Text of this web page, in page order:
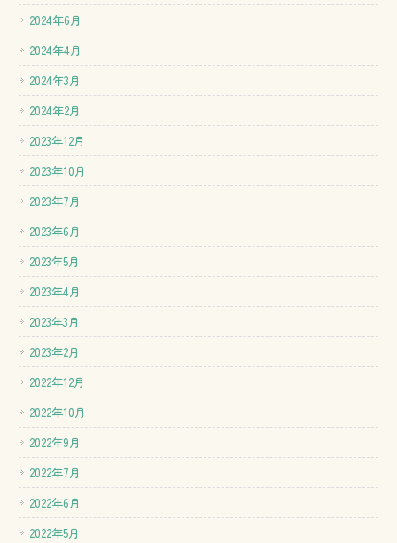
2024年6月
2024年4月
2024年3月
2024年2月
2023年12月
2023年10月
2023年7月
2023年6月
2023年5月
2023年4月
2023年3月
2023年2月
2022年12月
2022年10月
2022年9月
2022年7月
2022年6月
2022年5月